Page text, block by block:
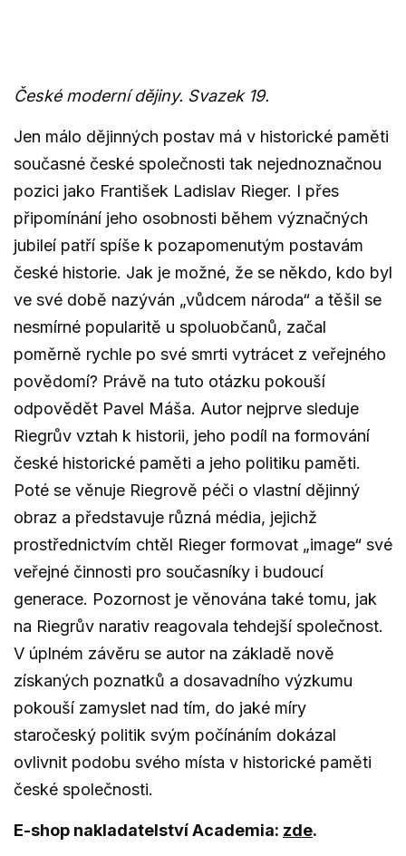
České moderní dějiny. Svazek 19.
Jen málo dějinných postav má v historické paměti
současné české společnosti tak nejednoznačnou
pozici jako František Ladislav Rieger. I přes
připomínání jeho osobnosti během význačných
jubileí patří spíše k pozapomenutým postavám
české historie. Jak je možné, že se někdo, kdo byl
ve své době nazýván „vůdcem národa“ a těšil se
nesmírné popularitě u spoluobčanů, začal
poměrně rychle po své smrti vytrácet z veřejného
povědomí? Právě na tuto otázku pokouší
odpovědět Pavel Máša. Autor nejprve sleduje
Riegrův vztah k historii, jeho podíl na formování
české historické paměti a jeho politiku paměti.
Poté se věnuje Riegrově péči o vlastní dějinný
obraz a představuje různá média, jejichž
prostřednictvím chtěl Rieger formovat „image“ své
veřejné činnosti pro současníky i budoucí
generace. Pozornost je věnována také tomu, jak
na Riegrův narativ reagovala tehdejší společnost.
V úplném závěru se autor na základě nově
získaných poznatků a dosavadního výzkumu
pokouší zamyslet nad tím, do jaké míry
staročeský politik svým počínáním dokázal
ovlivnit podobu svého místa v historické paměti
české společnosti.
E-shop nakladatelství Academia: zde.